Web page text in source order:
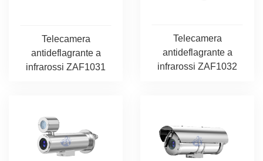
Telecamera
antideflagrante a
infrarossi ZAF1031
Telecamera
antideflagrante a
infrarossi ZAF1032